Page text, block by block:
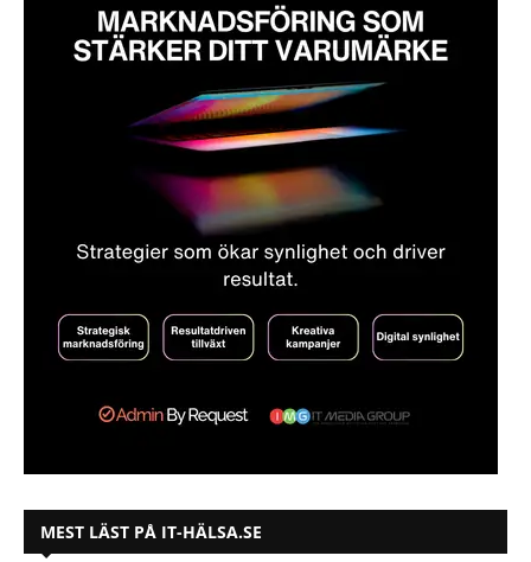
MEST LÄST PÅ IT-HÄLSA.SE